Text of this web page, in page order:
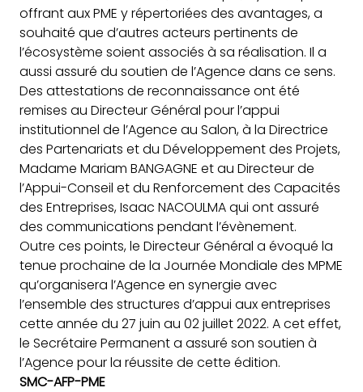
offrant aux PME y répertoriées des avantages, a
souhaité que d’autres acteurs pertinents de
l’écosystème soient associés à sa réalisation. Il a
aussi assuré du soutien de l’Agence dans ce sens.
Des attestations de reconnaissance ont été
remises au Directeur Général pour l’appui
institutionnel de l’Agence au Salon, à la Directrice
des Partenariats et du Développement des Projets,
Madame Mariam BANGAGNE et au Directeur de
l’Appui-Conseil et du Renforcement des Capacités
des Entreprises, Isaac NACOULMA qui ont assuré
des communications pendant l’évènement.
Outre ces points, le Directeur Général a évoqué la
tenue prochaine de la Journée Mondiale des MPME
qu’organisera l’Agence en synergie avec
l’ensemble des structures d’appui aux entreprises
cette année du 27 juin au 02 juillet 2022. A cet effet,
le Secrétaire Permanent a assuré son soutien à
l’Agence pour la réussite de cette édition.
SMC-AFP-PME